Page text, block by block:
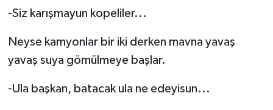
-Siz karışmayun kopeliler...
Neyse kamyonlar bir iki derken mavna yavaş
yavaş suya gömülmeye başlar.
-Ula başkan, batacak ula ne edeyisun...